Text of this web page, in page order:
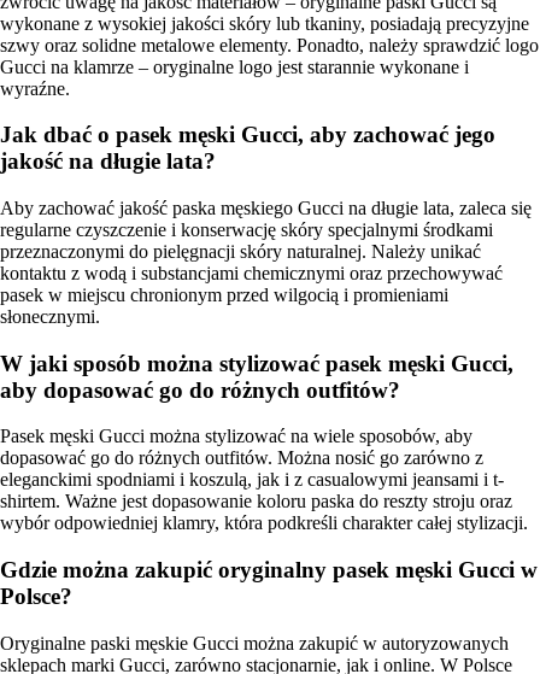
wykonane z wysokiej jakości skóry lub tkaniny, posiadają precyzyjne
szwy oraz solidne metalowe elementy. Ponadto, należy sprawdzić logo
Gucci na klamrze – oryginalne logo jest starannie wykonane i
wyraźne.
Jak dbać o pasek męski Gucci, aby zachować jego
jakość na długie lata?
Aby zachować jakość paska męskiego Gucci na długie lata, zaleca się
regularne czyszczenie i konserwację skóry specjalnymi środkami
przeznaczonymi do pielęgnacji skóry naturalnej. Należy unikać
kontaktu z wodą i substancjami chemicznymi oraz przechowywać
pasek w miejscu chronionym przed wilgocią i promieniami
słonecznymi.
W jaki sposób można stylizować pasek męski Gucci,
aby dopasować go do różnych outfitów?
Pasek męski Gucci można stylizować na wiele sposobów, aby
dopasować go do różnych outfitów. Można nosić go zarówno z
eleganckimi spodniami i koszulą, jak i z casualowymi jeansami i t-
shirtem. Ważne jest dopasowanie koloru paska do reszty stroju oraz
wybór odpowiedniej klamry, która podkreśli charakter całej stylizacji.
Gdzie można zakupić oryginalny pasek męski Gucci w
Polsce?
Oryginalne paski męskie Gucci można zakupić w autoryzowanych
sklepach marki Gucci, zarówno stacjonarnie, jak i online. W Polsce